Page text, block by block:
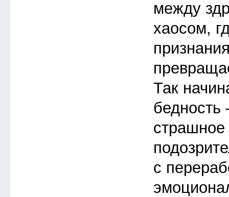
между
хаосом,
Так
с